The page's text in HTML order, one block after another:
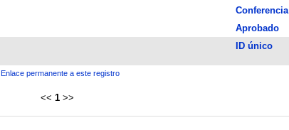
Conferencia
Aprobado
ID único
Enlace permanente a este registro
<< 1 >>